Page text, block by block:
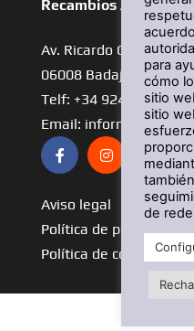
Recambios Antolin
Av. Ricardo Carapeto
06008 Badajoz
Telf: +34 924 25 01 76
Email:
Aviso legal
Política de privacidad
Política de cookies
para
cómo
sitio
sitio
de